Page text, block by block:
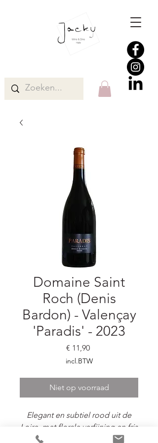
Domaine Saint
Roch (Denis
Bardon) - Valençay
'Paradis' - 2023
€ 11,90Prijs
incl.BTW
Niet op voorraad
Elegant en subtiel rood uit de
Loire, met florale verfijning en fris